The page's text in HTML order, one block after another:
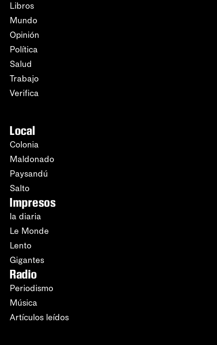
Libros
Mundo
Opinión
Política
Salud
Trabajo
Verifica
Local
Colonia
Maldonado
Paysandú
Salto
Impresos
la diaria
Le Monde
Lento
Gigantes
Radio
Periodismo
Música
Artículos leídos